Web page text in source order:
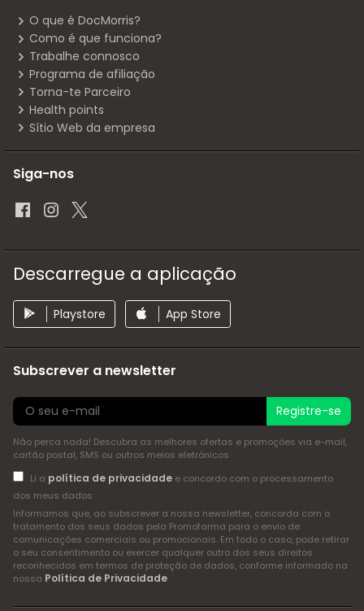
O que é DocMorris?
Como é que funciona?
Trabalhe connosco
Programa de afiliação
Torna-te Parceiro
Health points
Sítio Web da empresa
Siga-nos
Descarregue a aplicação
Playstore App Store
Subscrever a newsletter
Registre-se
Não perca nada! Descubra as melhores ofertas e promoções via e-mail,
cartão postal, SMS ou outros meios eletrónicos
Li a política de privacidadee concordo com o processamento
dos meus dados
Informamos que, ao subscrever a nossa newsletter, concorda com o
tratamento dos seus dados pela Promofarma para o envio de
comunicações comerciais ou promocionais. Em todo o caso, pode retirar
o seu consentimento ou exercer qualquer outro dos seus direitos
reconhecidos em termos de proteção de dados, conforme informado na
nossa Política de Privacidade.